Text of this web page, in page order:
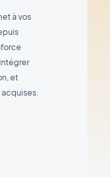
à vos
et